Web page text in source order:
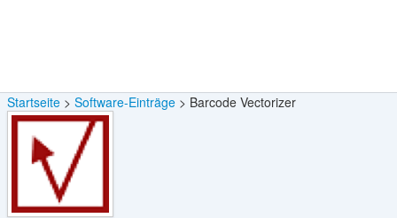
Startseite Software-Einträge Barcode Vectorizer